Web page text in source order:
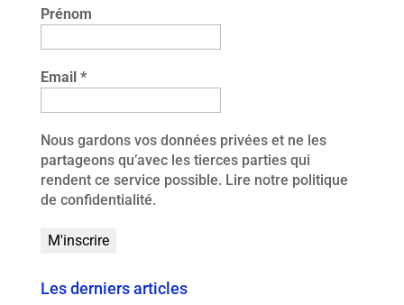
Prénom
Email *
Nous gardons vos données privées et ne les
partageons qu’avec les tierces parties qui
rendent ce service possible. Lire notre politique
de confidentialité.
Les derniers articles